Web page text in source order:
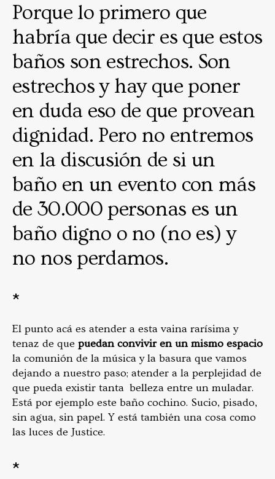
Porque lo primero que
habría que decir es que estos
baños son estrechos. Son
estrechos y hay que poner
en duda eso de que provean
dignidad. Pero no entremos
en la discusión de si un
baño en un evento con más
de 30.000 personas es un
baño digno o no (no es) y
no nos perdamos.
*
El punto acá es atender a esta vaina rarísima y
tenaz de que puedan convivir en un mismo espacio
la comunión de la música y la basura que vamos
dejando a nuestro paso; atender a la perplejidad de
que pueda existir tanta belleza entre un muladar.
Está por ejemplo este baño cochino. Sucio, pisado,
sin agua, sin papel. Y está también una cosa como
las luces de Justice.
*